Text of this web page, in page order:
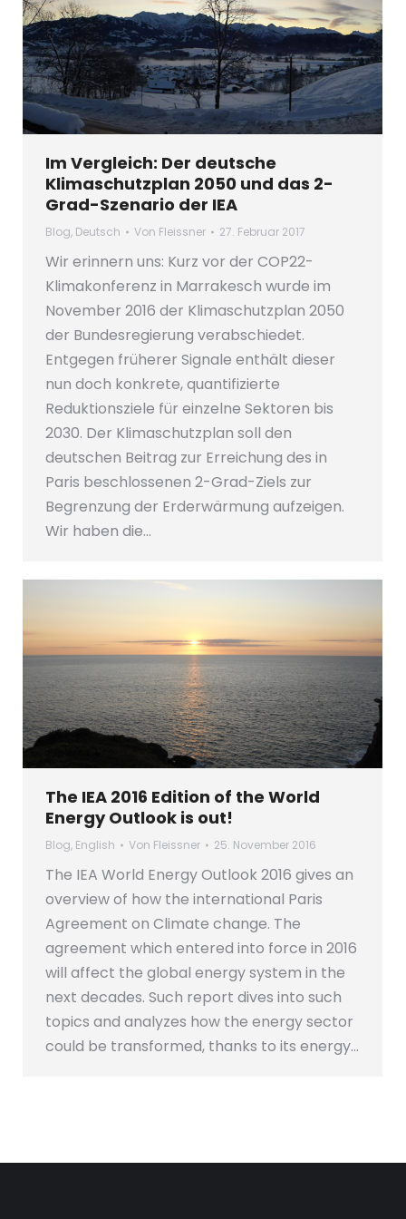
Im Vergleich: Der deutsche
Klimaschutzplan 2050 und das 2-
Grad-Szenario der IEA
Blog, Deutsch Von Fleissner 27. Februar 2017
Wir erinnern uns: Kurz vor der COP22-
Klimakonferenz in Marrakesch wurde im
November 2016 der Klimaschutzplan 2050
der Bundesregierung verabschiedet.
Entgegen früherer Signale enthält dieser
nun doch konkrete, quantifizierte
Reduktionsziele für einzelne Sektoren bis
2030. Der Klimaschutzplan soll den
deutschen Beitrag zur Erreichung des in
Paris beschlossenen 2-Grad-Ziels zur
Begrenzung der Erderwärmung aufzeigen.
Wir haben die…
The IEA 2016 Edition of the World
Energy Outlook is out!
Blog, English Von Fleissner 25. November 2016
The IEA World Energy Outlook 2016 gives an
overview of how the international Paris
Agreement on Climate change. The
agreement which entered into force in 2016
will affect the global energy system in the
next decades. Such report dives into such
topics and analyzes how the energy sector
could be transformed, thanks to its energy…